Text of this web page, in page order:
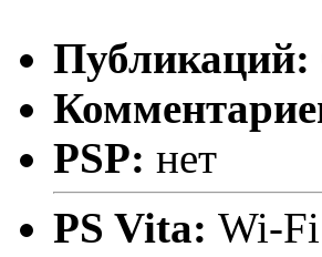
Публикаций:
PSP: нет
PS Vita: Wi-Fi